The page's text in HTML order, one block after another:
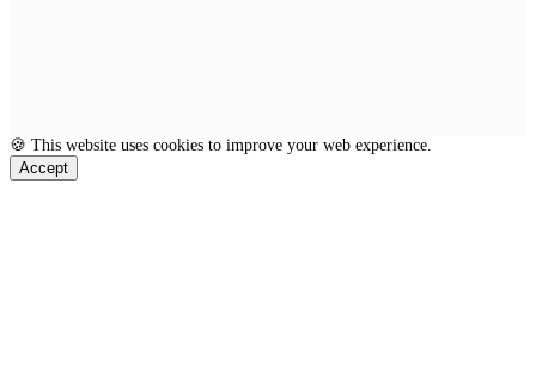
🍪 This website uses cookies to improve your web experience.
Accept